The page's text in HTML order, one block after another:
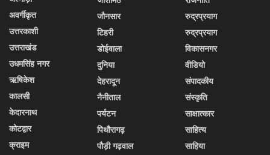
अवर्गीकृत
उत्तरकाशी
उत्तराखंड
उधमसिंह नगर
ऋषिकेश
कालसी
केदारनाथ
कोटद्वार
क्राइम
जौनसार
टिहरी
डोईवाला
दुनिया
देहरादून
नैनीताल
पर्यटन
पिथौरागढ़
पौड़ी गढ़वाल
रुद्रप्रयाग
रुद्रप्रयाग
विकासनगर
वीडियो
संपादकीय
संस्कृति
साक्षात्कार
साहित्य
साहिया